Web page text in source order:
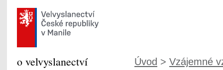
Úvod > Vzájemné
o velvyslanectví